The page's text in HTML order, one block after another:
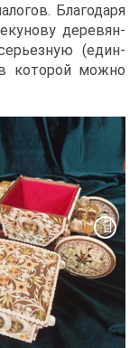
Бла­го­да­ря
де­ре­вян­
(един­
ко­то­рой мож­но